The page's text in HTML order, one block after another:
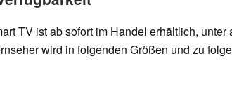
TV ist ab sofort im Handel erhältlich, unter
wird in folgenden Größen und zu